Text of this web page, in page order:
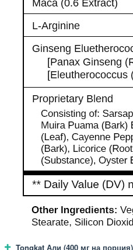
Tongkat Али (400 мг на